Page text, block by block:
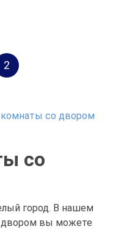
2
со двором
со
город. В нашем
двором вы можете